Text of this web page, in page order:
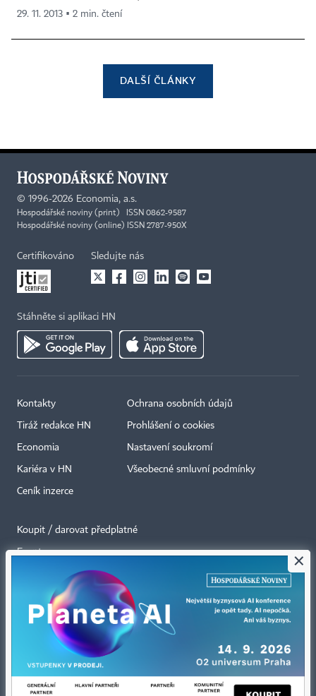
29. 11. 2013 ▪ 2 min. čtení
DALŠÍ ČLÁNKY
© 1996-2026 Economia, a.s.
Hospodářské noviny (print) ISSN 0862-9587
Hospodářské noviny (online) ISSN 2787-950X
Certifikováno Sledujte nás
Stáhněte si aplikaci HN
Kontakty
Tiráž redakce HN
Economia
Kariéra v HN
Ceník inzerce
Ochrana osobních údajů
Prohlášení o cookies
Nastavení soukromí
Všeobecné smluvní podmínky
Koupit / darovat předplatné
Eventy
RSS kanály
Autorská práva vykonává vydavatel. Bez písemného svolení vydavatele je
zakázáno jakékoli užití částí nebo celku díla, zejména rozmnožování a šíření
jiném jazyce. Bez souhlasu vydavatele je zakázáno též rozmnožování
×